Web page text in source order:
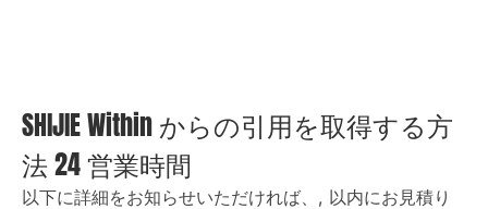
SHIJIE Within からの引用を取得する方
法 24 営業時間
以下に詳細をお知らせいただければ、, 以内にお見積り